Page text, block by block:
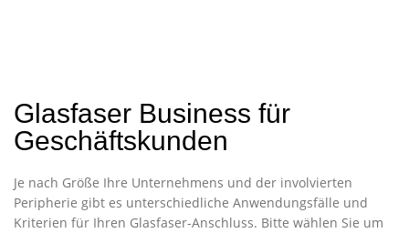
Glasfaser Business für
Geschäftskunden
Je nach Größe Ihre Unternehmens und der involvierten
Peripherie gibt es unterschiedliche Anwendungsfälle und
Kriterien für Ihren Glasfaser-Anschluss. Bitte wählen Sie um